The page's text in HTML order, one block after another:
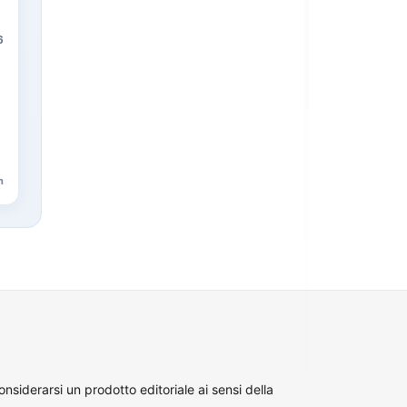
un prodotto editoriale ai sensi della